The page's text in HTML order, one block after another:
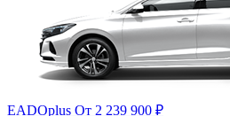
EADOplus От 2 239 900 ₽